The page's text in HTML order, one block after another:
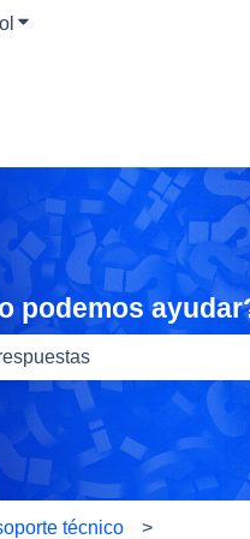
Traducciones de Mostrar
podemos
porque el
técnico